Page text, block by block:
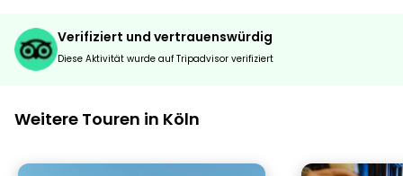
Verifiziert und vertrauenswürdig
Diese Aktivität wurde auf Tripadvisor verifiziert
Weitere Touren in Köln